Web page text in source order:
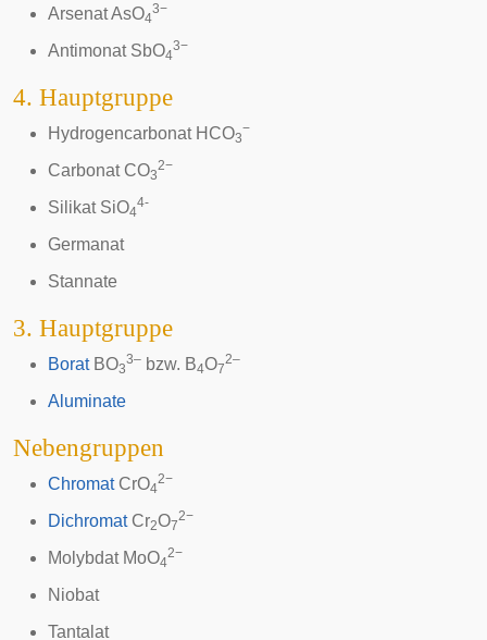
ArsenatAsO4
3−
AntimonatSbO4
3−
4. Hauptgruppe
HydrogencarbonatHCO3
−
CarbonatCO3
2−
SilikatSiO4
4-
Germanat
Stannate
3. Hauptgruppe
BoratBO3
3– bzw. B4O7
2–
Aluminate
Nebengruppen
ChromatCrO4
2−
DichromatCr2O7
2−
MolybdatMoO4
2−
Niobat
Tantalat